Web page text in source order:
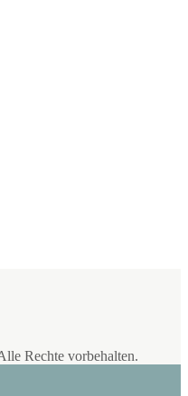
Rechte vorbehalten.